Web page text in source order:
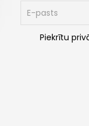
Piekrītu